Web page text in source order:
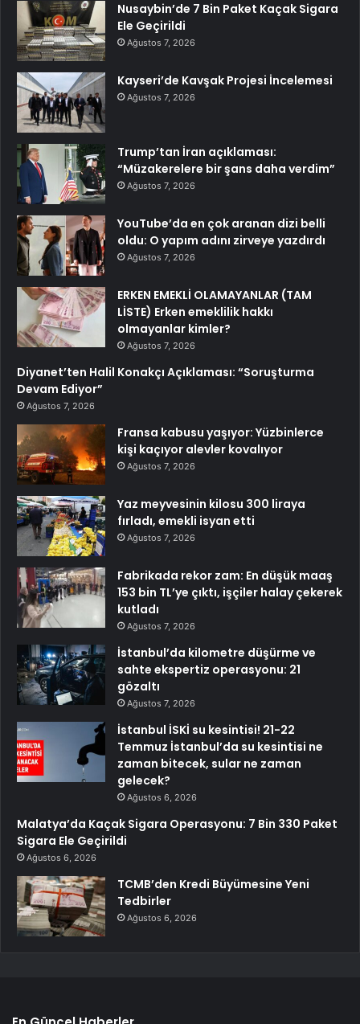
Nusaybin’de 7 Bin Paket Kaçak Sigara
Ele Geçirildi
Ağustos 7, 2026
Kayseri’de Kavşak Projesi İncelemesi
Ağustos 7, 2026
Trump’tan İran açıklaması:
“Müzakerelere bir şans daha verdim”
Ağustos 7, 2026
YouTube’da en çok aranan dizi belli
oldu: O yapım adını zirveye yazdırdı
Ağustos 7, 2026
ERKEN EMEKLİ OLAMAYANLAR (TAM
LİSTE) Erken emeklilik hakkı
olmayanlar kimler?
Ağustos 7, 2026
Diyanet’ten Halil Konakçı Açıklaması: “Soruşturma
Devam Ediyor”
Ağustos 7, 2026
Fransa kabusu yaşıyor: Yüzbinlerce
kişi kaçıyor alevler kovalıyor
Ağustos 7, 2026
Yaz meyvesinin kilosu 300 liraya
fırladı, emekli isyan etti
Ağustos 7, 2026
Fabrikada rekor zam: En düşük maaş
153 bin TL’ye çıktı, işçiler halay çekerek
kutladı
Ağustos 7, 2026
İstanbul’da kilometre düşürme ve
sahte ekspertiz operasyonu: 21
gözaltı
Ağustos 7, 2026
İstanbul İSKİ su kesintisi! 21-22
Temmuz İstanbul’da su kesintisi ne
zaman bitecek, sular ne zaman
gelecek?
Ağustos 6, 2026
Malatya’da Kaçak Sigara Operasyonu: 7 Bin 330 Paket
Sigara Ele Geçirildi
Ağustos 6, 2026
TCMB’den Kredi Büyümesine Yeni
Tedbirler
Ağustos 6, 2026